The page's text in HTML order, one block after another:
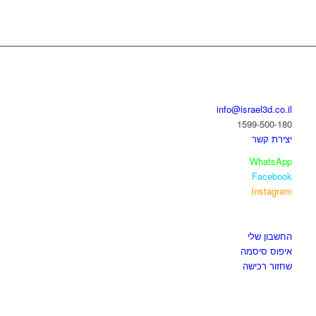
info@israel3d.co.il
1599-500-180
יצירת קשר
WhatsApp
Facebook
Instagram
החשבון שלי
איפוס סיסמה
שחזור רכישה